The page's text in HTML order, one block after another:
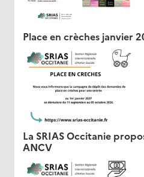
Place en crèches janvier
La SRIAS Occitanie
ANCV